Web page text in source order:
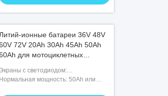
Литий-ионные батареи 36V 48V
72V 20Ah 30Ah 45Ah 50Ah
для мотоциклетных
Экраны с светодиодом:
Необязательно
Нормальная мощность: 50Ah или